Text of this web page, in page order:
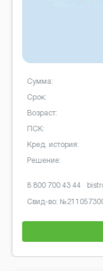
Сумма:
Срок:
Возраст:
ПСК:
Кред. история:
Решение:
8 800 77 555 76
Свид-во: №